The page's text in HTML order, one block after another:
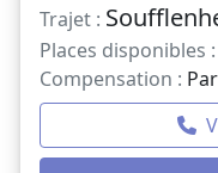
Trajet :
Places disponibles :
Compensation :